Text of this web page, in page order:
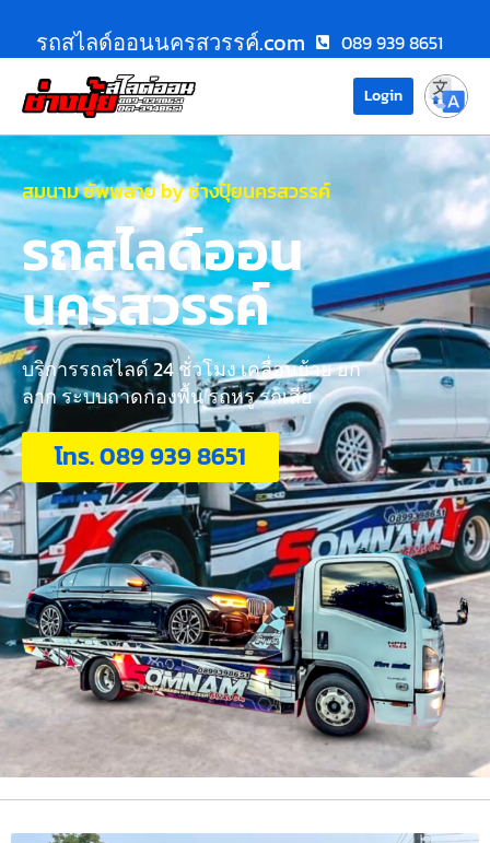
รถสไลด์ออนนครสวรรค์.com 089 939 8651
Login
สมนาม ซัพพลาย by ช่างปุ้ยนครสวรรค์
รถสไลด์ออน
นครสวรรค์
บริการรถสไลด์ 24 ชั่วโมง เคลื่อนย้าย ยก
ลาก ระบบถาดกองพื้น รถหรู รถเสีย
โทร. 089 939 8651